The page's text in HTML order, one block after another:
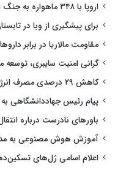
اروپا با ۳۴۸ ماهواره به جنگ انحصار استارلینک می‌رود
برای پیشگیری از وبا در
مقاومت مالاریا در برابر
گرانی امنیت سایبری،
کاهش ۲۹ درصدی مصرف انرژی ساختمان‌ها با یک طراحی هوشمند
پیام رئیس جهاددانشگاهی به
باورهای نادرست درباره
آموزش هوش مصنوعی به
اعلام اسامی ژل‌های